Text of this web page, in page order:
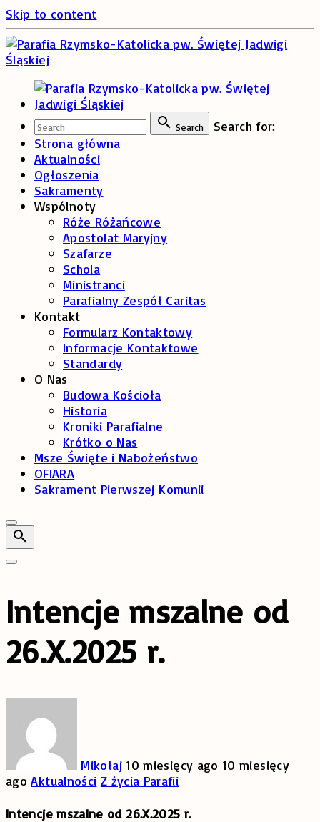
Skip to content
Search
Search for:
Strona główna
Aktualności
Ogłoszenia
Sakramenty
Wspólnoty
Róże Różańcowe
Apostolat Maryjny
Szafarze
Schola
Ministranci
Parafialny Zespół Caritas
Kontakt
Formularz Kontaktowy
Informacje Kontaktowe
Standardy
O Nas
Budowa Kościoła
Historia
Kroniki Parafialne
Krótko o Nas
Msze Święte i Nabożeństwo
OFIARA
Sakrament Pierwszej Komunii
Intencje mszalne od
26.X.2025 r.
Mikołaj 10 miesięcy ago 10 miesięcy
agoAktualności Z życia Parafii
Intencje mszalne od 26.X.2025 r.